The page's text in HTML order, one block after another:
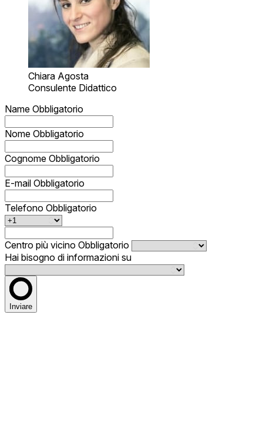
Chiara Agosta
Consulente Didattico
Name Obbligatorio
Nome Obbligatorio
Cognome Obbligatorio
E-mail Obbligatorio
Telefono Obbligatorio
Centro più vicino Obbligatorio
Hai bisogno di informazioni su
Inviare